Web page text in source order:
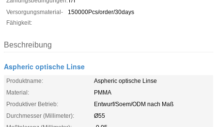
Versorgungsmaterial-
Fähigkeit:
150000Pcs/order/30days
Beschreibung
Aspheric optische Linse
Produktname:
Aspheric optische Linse
Material:
PMMA
Produktiver Betrieb:
Entwurf/Soem/ODM nach Maß
Durchmesser (Millimeter):
Ø55